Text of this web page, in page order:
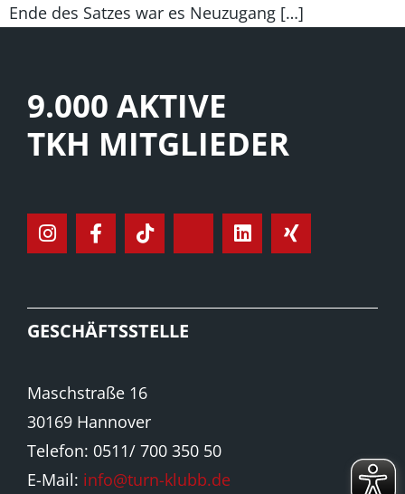
Ende des Satzes war es Neuzugang […]
9.000 AKTIVE
TKH MITGLIEDER
GESCHÄFTSSTELLE
Maschstraße 16
30169 Hannover
Telefon: 0511/ 700 350 50
E-Mail: info@turn-klubb.de